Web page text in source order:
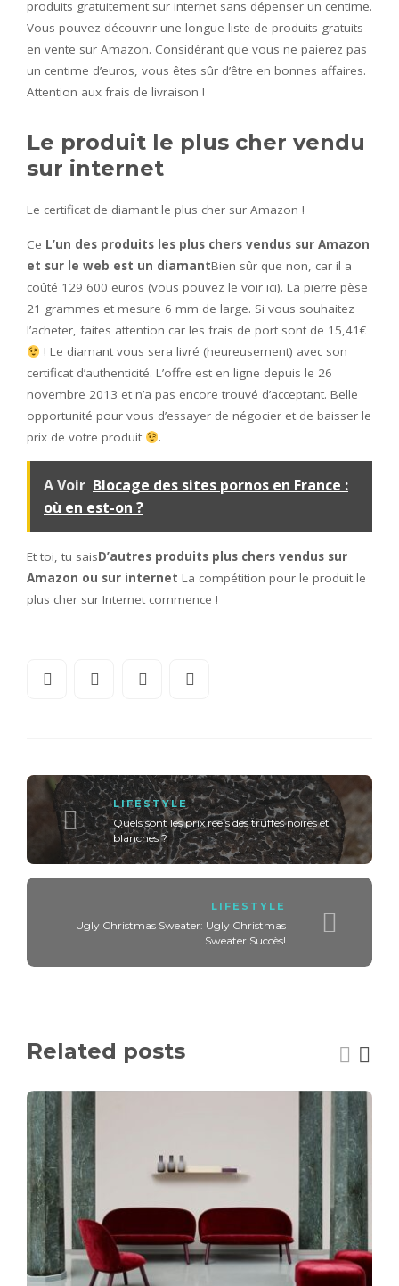
produits gratuitement sur internet sans dépenser un centime.
Vous pouvez découvrir une longue liste de produits gratuits
en vente sur Amazon. Considérant que vous ne paierez pas
un centime d’euros, vous êtes sûr d’être en bonnes affaires.
Attention aux frais de livraison !
Le produit le plus cher vendu
sur internet
Le certificat de diamant le plus cher sur Amazon !
Ce L’un des produits les plus chers vendus sur Amazon
et sur le web est un diamantBien sûr que non, car il a
coûté 129 600 euros (vous pouvez le voir ici). La pierre pèse
21 grammes et mesure 6 mm de large. Si vous souhaitez
l’acheter, faites attention car les frais de port sont de 15,41€
! Le diamant vous sera livré (heureusement) avec son
certificat d’authenticité. L’offre est en ligne depuis le 26
novembre 2013 et n’a pas encore trouvé d’acceptant. Belle
opportunité pour vous d’essayer de négocier et de baisser le
prix de votre produit
.
A Voir Blocage des sites pornos en France :
où en est-on ?
Et toi, tu saisD’autres produits plus chers vendus sur
Amazon ou sur internet La compétition pour le produit le
plus cher sur Internet commence !
LIFESTYLE
Quels sont les prix réels des truffes noires et
blanches ?
LIFESTYLE
Ugly Christmas Sweater: Ugly Christmas
Sweater Succès!
Related posts